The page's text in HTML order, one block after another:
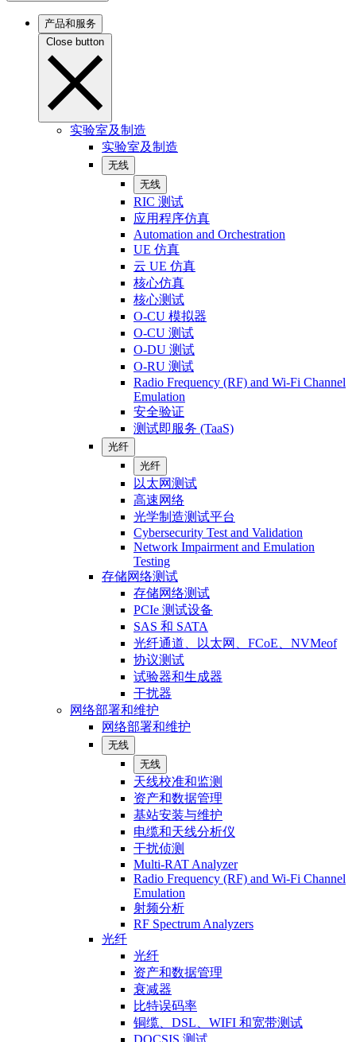
产品和服务
Close button
实验室及制造
实验室及制造
无线
无线
RIC 测试
应用程序仿真
Automation and Orchestration
UE 仿真
云 UE 仿真
核心仿真
核心测试
O-CU 模拟器
O-CU 测试
O-DU 测试
O-RU 测试
Radio Frequency (RF) and Wi-Fi Channel
Emulation
安全验证
测试即服务 (TaaS)
光纤
光纤
以太网测试
高速网络
光学制造测试平台
Cybersecurity Test and Validation
Network Impairment and Emulation
Testing
存储网络测试
存储网络测试
PCIe 测试设备
SAS 和 SATA
光纤通道、以太网、FCoE、NVMeof
协议测试
试验器和生成器
干扰器
网络部署和维护
网络部署和维护
无线
无线
天线校准和监测
资产和数据管理
基站安装与维护
电缆和天线分析仪
干扰侦测
Multi-RAT Analyzer
Radio Frequency (RF) and Wi-Fi Channel
Emulation
射频分析
RF Spectrum Analyzers
光纤
光纤
资产和数据管理
衰减器
比特误码率
铜缆、DSL、WIFI 和宽带测试